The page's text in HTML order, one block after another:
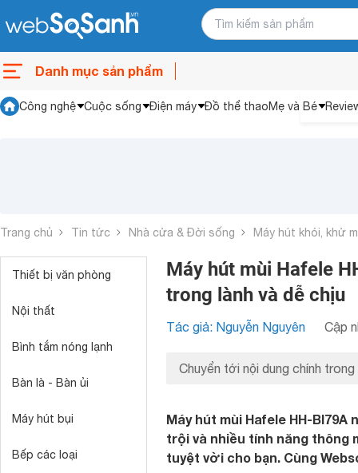
Danh mục sản phẩm
Công nghệ Cuộc sống Điện máy Đồ thể thaoMẹ và Bé
Trang chủ Tin tức Nhà cửa & Đời sống Máy hút khói, khử
Thiết bị văn phòng
Nội thất
Bình tắm nóng lạnh
Bàn là - Bàn ủi
Máy hút bụi
Bếp các loại
Máy hút mùi Hafele
trong lành và dễ chịu
Tác giả: Nguyễn Nguyên Cập
Chuyển tới nội dung chính trong
Máy hút mùi Hafele HH-
trội và nhiều tính năng thông
tuyệt vời cho bạn. Cùng